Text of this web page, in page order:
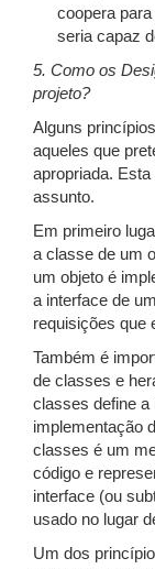
coopera
seria capaz
5. Como os
projeto?
Alguns
aqueles que
apropriada.
assunto.
Em primeiro
a classe de um
um objeto é
a interface de
requisições que
Também é
de classes e
classes define a
implementação
classes é um
código e
interface (ou
usado no lugar
Um dos